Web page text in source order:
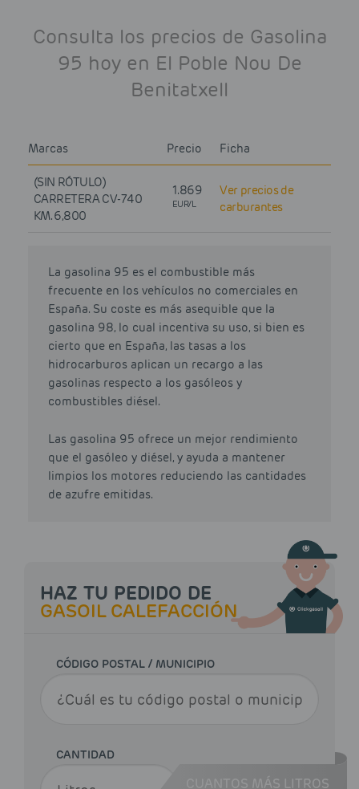
Consulta los precios de Gasolina
95 hoy en El Poble Nou De
Benitatxell
Marcas Precio Ficha
(SIN RÓTULO)
CARRETERA CV-740
KM. 6,800
1.869
EUR/L
Ver precios de
carburantes
La gasolina 95 es el combustible más
frecuente en los vehículos no comerciales en
España. Su coste es más asequible que la
gasolina 98, lo cual incentiva su uso, si bien es
cierto que en España, las tasas a los
hidrocarburos aplican un recargo a las
gasolinas respecto a los gasóleos y
combustibles diésel.
Las gasolina 95 ofrece un mejor rendimiento
que el gasóleo y diésel, y ayuda a mantener
limpios los motores reduciendo las cantidades
de azufre emitidas.
HAZ TU PEDIDO DE
GASOIL CALEFACCIÓN
CÓDIGO POSTAL / MUNICIPIO
CANTIDAD
CUANTOS MÁS LITROS